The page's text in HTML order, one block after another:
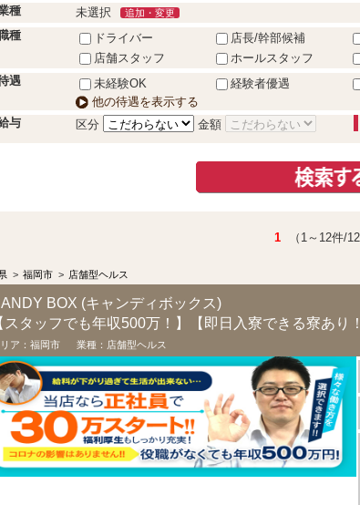
種 未選択 追加・変更
種 ドライバー 店長/幹部候補
店舗スタッフ
ホールスタッフ
遇
未経験OK 経験者優遇
他の待遇を表示する
与
区分 金額
1 （1～12件/
> 福岡市 > 店舗型ヘルス
BOX (キャンディボックス)
ア： 福岡市 業種： 店舗型ヘルス